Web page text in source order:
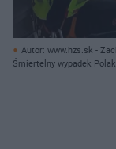
Autor: www.hzs.sk -
Ratunkowe)/ Archiwum
Śmiertelny wypadek